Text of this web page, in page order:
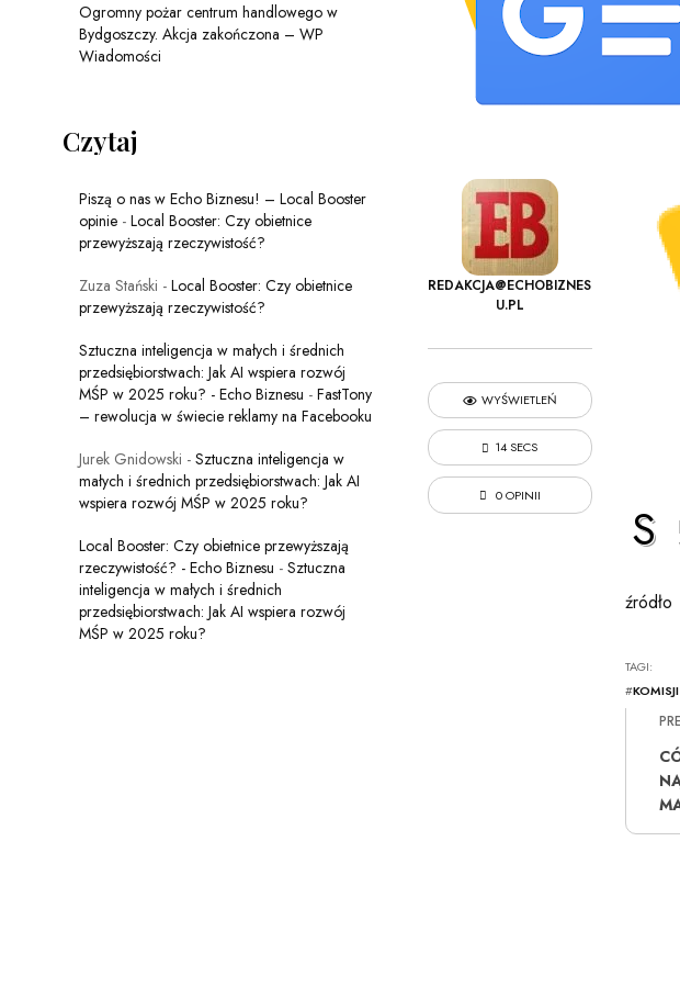
REDAKCJA@ECHOBIZNES
U.PL
WYŚWIETLEŃ
14 SECS
0 OPINII
S
źródło
TAGI:
#KOMISJI
Ogromny pożar centrum handlowego w
Bydgoszczy. Akcja zakończona – WP
Wiadomości
Czytaj
Piszą o nas w Echo Biznesu! – Local Booster
opinie - Local Booster: Czy obietnice
przewyższają rzeczywistość?
Zuza Stański - Local Booster: Czy obietnice
przewyższają rzeczywistość?
Sztuczna inteligencja w małych i średnich
przedsiębiorstwach: Jak AI wspiera rozwój
MŚP w 2025 roku? - Echo Biznesu - FastTony
– rewolucja w świecie reklamy na Facebooku
Jurek Gnidowski - Sztuczna inteligencja w
małych i średnich przedsiębiorstwach: Jak AI
wspiera rozwój MŚP w 2025 roku?
Local Booster: Czy obietnice przewyższają
rzeczywistość? - Echo Biznesu - Sztuczna
inteligencja w małych i średnich
przedsiębiorstwach: Jak AI wspiera rozwój
MŚP w 2025 roku?